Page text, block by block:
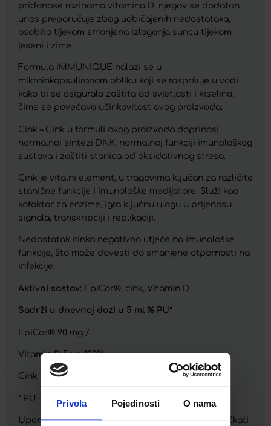
Privola Pojedinosti O nama
pridonose razinama vitamina D, njegov se dodatan
unos preporučuje zbog uobičajenih nedostataka,
osobito tijekom smanjena izlaganja suncu tijekom
jeseni i zime.
Formula IMMUNIQUE nalazi se u
mikroinkapsuliranom obliku koji se raspršuje u vodi
kako bi se osigurala zaštita od svjetlosti i kiselina,
čime se povećava učinkovitost ovog proizvoda.
Cink – Cink u formuli ovog proizvoda doprinosi
normalnoj sintezi DNK, normalnoj funkciji imunološkog
sustava i zaštiti stanica od oksidativnog stresa.
Cink je vitalni element, u tragovima ključan za različite
stanične funkcije i imunološke medijatore. Služi kao
kofaktor za enzime, igra ključnu ulogu u prijenosu
signala, transkripciji i replikaciji.
Nedostatak cinka negativno utječe na imunološke
funkcije, što može dovesti do smanjene otpornosti na
infekcije.
Aktivni sastav: EpiCor®, cink, Vitamin D
Sadrži u dnevnoj dozi u 5 ml % PU*
EpiCor® 90 mg /
Vitamin D 5 µg 100%
Cink 2,5 mg 25%
* PU – preporučeni unos za odrasle osobe
Uporaba:(za djecu iznad 3 godine) dobro promućkati